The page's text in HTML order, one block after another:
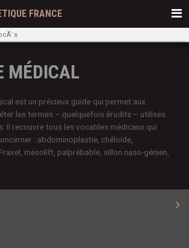
FRANCE
MÉDICAL
est un précieux guide qui permet aux
les termes – quelquefois érudits – utilisés
Il recouvre tous les vocables médicaux qui
: abdominoplastie, chéloïde,
mésolift, palprébable, sillon naso-génien,